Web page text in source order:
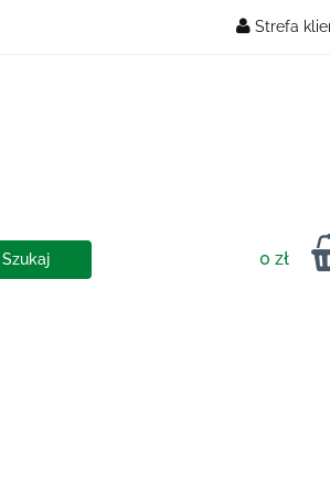
Strefa
0 zł